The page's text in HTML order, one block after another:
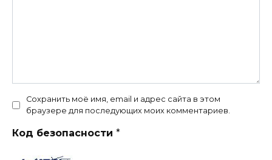
Сохранить моё имя, email и адрес сайта в этом
браузере для последующих моих комментариев.
Код безопасности *